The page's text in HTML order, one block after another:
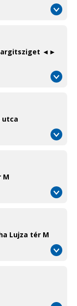
◄►
utca
M
Lujza tér M